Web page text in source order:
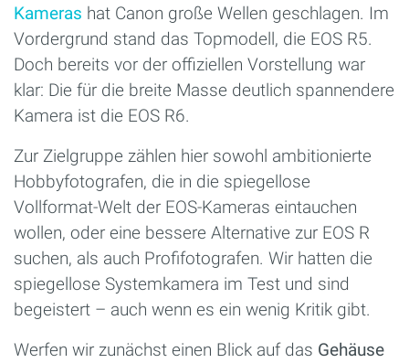
Kameras hat Canon große Wellen geschlagen. Im
Vordergrund stand das Topmodell, die EOS R5.
Doch bereits vor der offiziellen Vorstellung war
klar: Die für die breite Masse deutlich spannendere
Kamera ist die EOS R6.
Zur Zielgruppe zählen hier sowohl ambitionierte
Hobbyfotografen, die in die spiegellose
Vollformat-Welt der EOS-Kameras eintauchen
wollen, oder eine bessere Alternative zur EOS R
suchen, als auch Profifotografen. Wir hatten die
spiegellose Systemkamera im Test und sind
begeistert – auch wenn es ein wenig Kritik gibt.
Werfen wir zunächst einen Blick auf das Gehäuse